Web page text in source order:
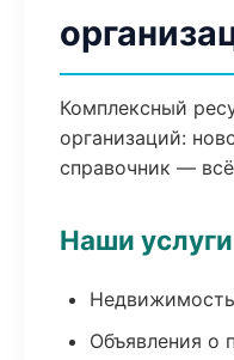
Комплексный
организаций:
справочник —
Наши услуги
Объявления о